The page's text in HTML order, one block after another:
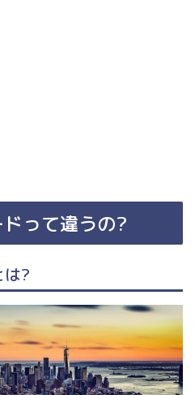
って違うの?
は?